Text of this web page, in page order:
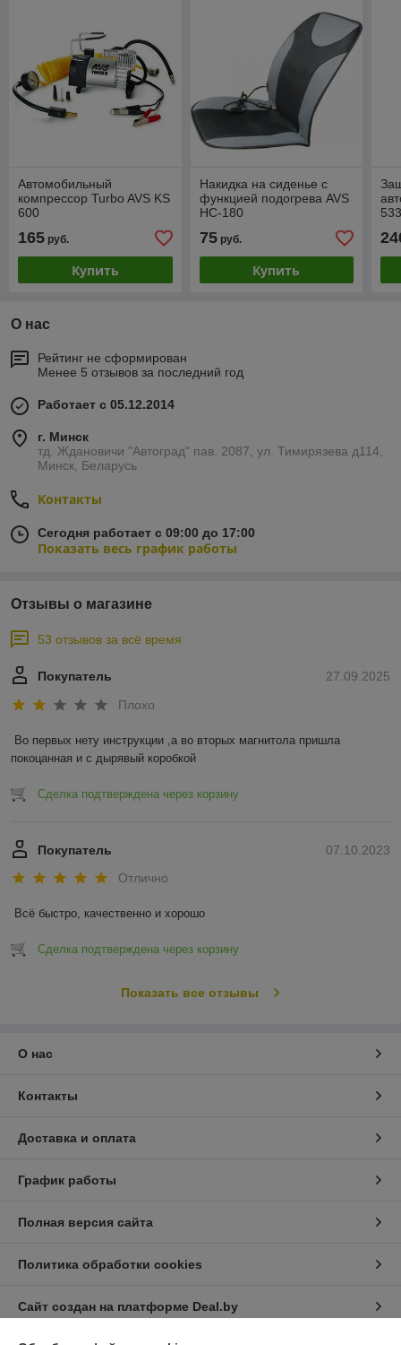
Автомобильный
компрессор Turbo AVS KS
600
165 руб.
Купить
Накидка на сиденье с
функцией подогрева AVS
HC-180
75руб.
Купить
О нас
Рейтинг не сформирован
Менее 5 отзывов за последний год
Работает с 05.12.2014
г. Минск
тд. Ждановичи "Автоград" пав. 2087, ул. Тимирязева д114,
Минск, Беларусь
Контакты
Сегодня работает с 09:00 до 17:00
Показать весь график работы
Отзывы о магазине
53 отзывов за всё время
27.09.2025
Покупатель
Плохо
Во первых нету инструкции ,а во вторых магнитола пришла
покоцанная и с дырявый коробкой
Сделка подтверждена через корзину
07.10.2023
Покупатель
Отлично
Всё быстро, качественно и хорошо
Сделка подтверждена через корзину
Показать все отзывы
О нас
Контакты
Доставка и оплата
График работы
Полная версия сайта
Политика обработки cookies
Сайт создан на платформе Deal.by